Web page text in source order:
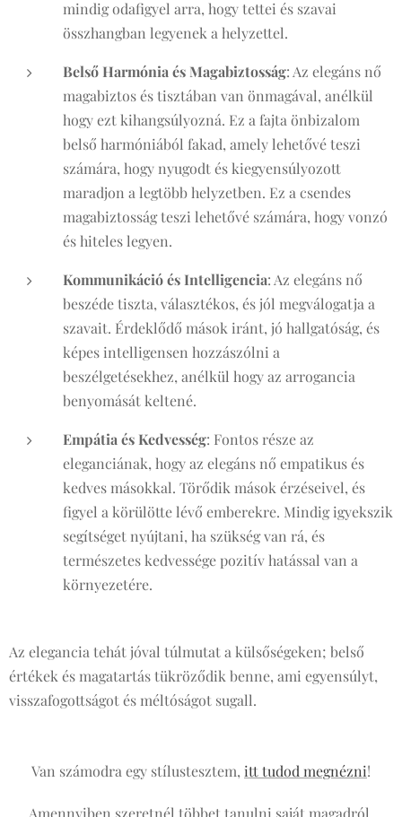
mindig odafigyel arra, hogy tettei és szavai
összhangban legyenek a helyzettel​.
Belső Harmónia és Magabiztosság: Az elegáns nő
magabiztos és tisztában van önmagával, anélkül
hogy ezt kihangsúlyozná. Ez a fajta önbizalom
belső harmóniából fakad, amely lehetővé teszi
számára, hogy nyugodt és kiegyensúlyozott
maradjon a legtöbb helyzetben. Ez a csendes
magabiztosság teszi lehetővé számára, hogy vonzó
és hiteles legyen​.
Kommunikáció és Intelligencia: Az elegáns nő
beszéde tiszta, választékos, és jól megválogatja a
szavait. Érdeklődő mások iránt, jó hallgatóság, és
képes intelligensen hozzászólni a
beszélgetésekhez, anélkül hogy az arrogancia
benyomását keltené​.
Empátia és Kedvesség: Fontos része az
eleganciának, hogy az elegáns nő empatikus és
kedves másokkal. Törődik mások érzéseivel, és
figyel a körülötte lévő emberekre. Mindig igyekszik
segítséget nyújtani, ha szükség van rá, és
természetes kedvessége pozitív hatással van a
környezetére​.
Az elegancia tehát jóval túlmutat a külsőségeken; belső
értékek és magatartás tükröződik benne, ami egyensúlyt,
visszafogottságot és méltóságot sugall.
Van számodra egy stílustesztem, itt tudod megnézni!
Amennyiben szeretnél többet tanulni saját magadról,